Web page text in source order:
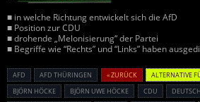
■ in welche Richtung entwickelt sich die AfD
■ Position zur CDU
■ drohende „Melonisierung“ der Partei
■ Begriffe wie “Rechts” und “Links” haben
AFD AFD THÜRINGEN « ZURÜCK
ALTERNATIVE
BJÖRN HÖCKE
BJÖRN UWE HÖCKE CDU